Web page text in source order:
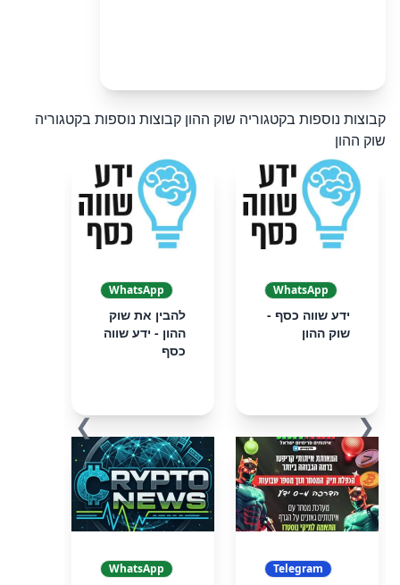
קבוצות נוספות בקטגוריה שוק ההון קבוצות נוספות בקטגוריה
שוק ההון
❮
WhatsApp
ידע שווה כסף -
שוק ההון
WhatsApp
להבין את שוק
ההון - ידע שווה
כסף
Telegram
WhatsApp
❯